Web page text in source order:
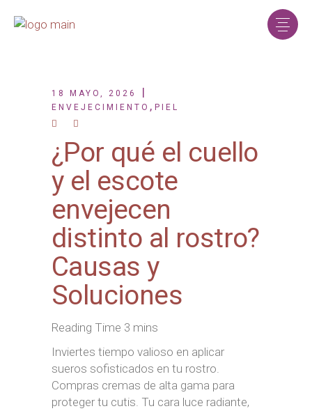
18 MAYO, 2026
ENVEJECIMIENTO , PIEL
¿Por qué el cuello
y el escote
envejecen
distinto al rostro?
Causas y
Soluciones
Inviertes tiempo valioso en aplicar
sueros sofisticados en tu rostro.
Compras cremas de alta gama para
proteger tu cutis. Tu cara luce radiante,